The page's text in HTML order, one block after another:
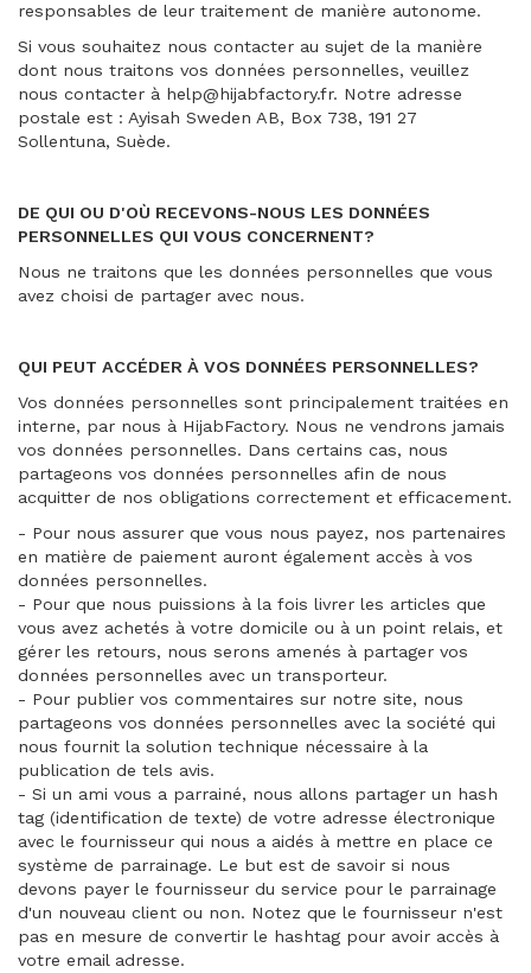
responsables de leur traitement de manière autonome.
Si vous souhaitez nous contacter au sujet de la manière
dont nous traitons vos données personnelles, veuillez
nous contacter à help@hijabfactory.fr. Notre adresse
postale est : Ayisah Sweden AB, Box 738, 191 27
Sollentuna, Suède.
DE QUI OU D'OÙ RECEVONS-NOUS LES DONNÉES
PERSONNELLES QUI VOUS CONCERNENT?
Nous ne traitons que les données personnelles que vous
avez choisi de partager avec nous.
QUI PEUT ACCÉDER À VOS DONNÉES PERSONNELLES?
Vos données personnelles sont principalement traitées en
interne, par nous à HijabFactory. Nous ne vendrons jamais
vos données personnelles. Dans certains cas, nous
partageons vos données personnelles afin de nous
acquitter de nos obligations correctement et efficacement.
- Pour nous assurer que vous nous payez, nos partenaires
en matière de paiement auront également accès à vos
données personnelles.
- Pour que nous puissions à la fois livrer les articles que
vous avez achetés à votre domicile ou à un point relais, et
gérer les retours, nous serons amenés à partager vos
données personnelles avec un transporteur.
- Pour publier vos commentaires sur notre site, nous
partageons vos données personnelles avec la société qui
nous fournit la solution technique nécessaire à la
publication de tels avis.
- Si un ami vous a parrainé, nous allons partager un hash
tag (identification de texte) de votre adresse électronique
avec le fournisseur qui nous a aidés à mettre en place ce
système de parrainage. Le but est de savoir si nous
devons payer le fournisseur du service pour le parrainage
d'un nouveau client ou non. Notez que le fournisseur n'est
pas en mesure de convertir le hashtag pour avoir accès à
votre email adresse.